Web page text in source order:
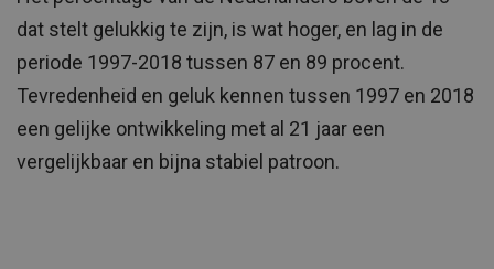
dat stelt gelukkig te zijn, is wat hoger, en lag in de
periode 1997-2018 tussen 87 en 89 procent.
Tevredenheid en geluk kennen tussen 1997 en 2018
een gelijke ontwikkeling met al 21 jaar een
vergelijkbaar en bijna stabiel patroon.